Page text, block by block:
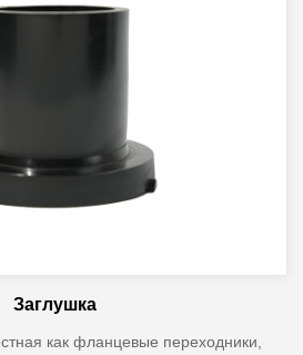
Заглушка
как фланцевые переходники,